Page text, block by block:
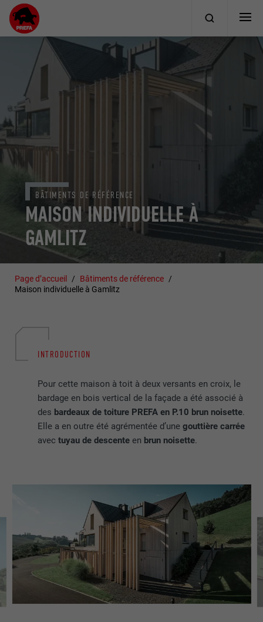
MAISON INDIVIDUELLE À
GAMLITZ
BÂTIMENTS DE RÉFÉRENCE
Page d’accueil
Bâtiments de référence
Maison individuelle à Gamlitz
INTRODUCTION
Pour cette maison à toit à deux versants en croix, le
bardage en bois vertical de la façade a été associé à
des bardeaux de toiture PREFA en P.10 brun noisette.
Elle a en outre été agrémentée d’unegouttière carrée
avectuyau de descente en brun noisette.